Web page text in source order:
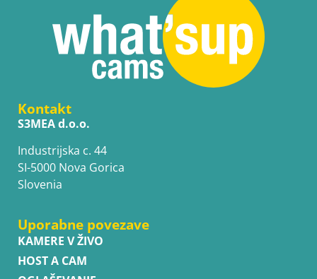
Kontakt
S3MEA d.o.o.
Industrijska c. 44
SI-5000 Nova Gorica
Slovenia
Uporabne povezave
KAMERE V ŽIVO
HOST A CAM